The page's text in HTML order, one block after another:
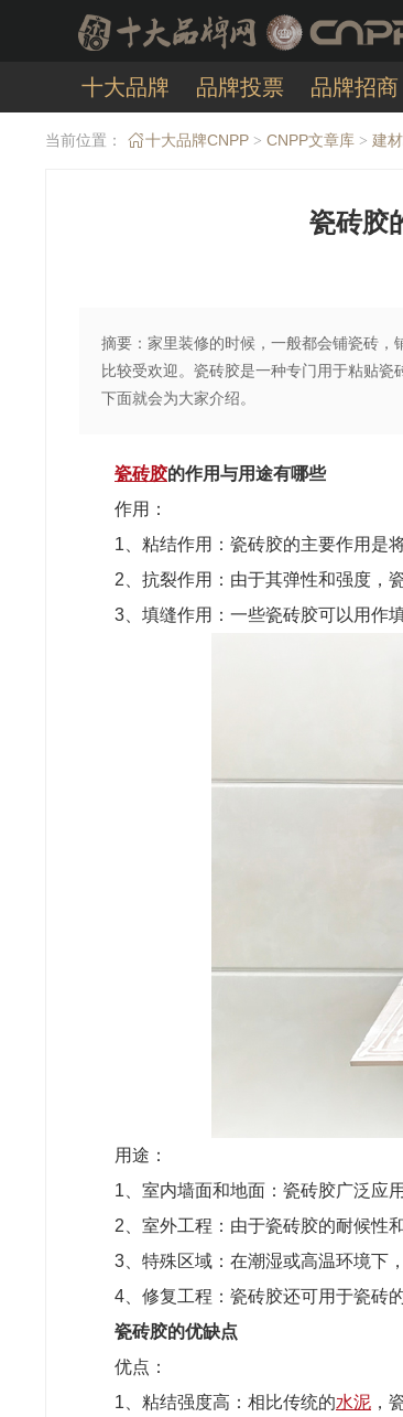
十大品牌 品牌投票 品牌招商
当前位置： 十大品牌CNPP > CNPP文章库 > 建
瓷砖胶
摘要：家里装修的时候，一般都会铺瓷砖
比较受欢迎。瓷砖胶是一种专门用于粘贴
下面就会为大家介绍。
瓷砖胶的作用与用途有哪些
作用：
1、粘结作用：瓷砖胶的主要作用是
2、抗裂作用：由于其弹性和强度，
3、填缝作用：一些瓷砖胶可以用作
用途：
1、室内墙面和地面：瓷砖胶广泛应
2、室外工程：由于瓷砖胶的耐候性
3、特殊区域：在潮湿或高温环境下
4、修复工程：瓷砖胶还可用于瓷砖
瓷砖胶的优缺点
优点：
1、粘结强度高：相比传统的水泥 ，